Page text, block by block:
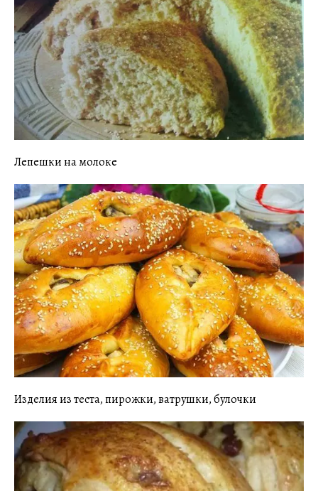
Лепешки на молоке
Изделия из теста, пирожки, ватрушки, булочки